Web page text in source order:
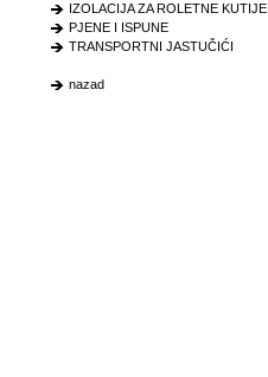
IZOLACIJA ZA ROLETNE KUTIJE
PJENE I ISPUNE
TRANSPORTNI JASTUČIĆI
nazad